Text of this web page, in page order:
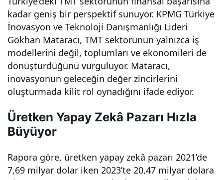
kadar geniş bir perspektif sunuyor. KPMG Türkiye
İnovasyon ve Teknoloji Danışmanlığı Lideri
Gökhan Mataracı, TMT sektörünün yalnızca iş
modellerini değil, toplumları ve ekonomileri de
dönüştürdüğünü vurguluyor. Mataracı,
inovasyonun geleceğin değer zincirlerini
oluşturmada kilit rol oynadığını ifade ediyor.
Üretken Yapay Zekâ Pazarı Hızla
Büyüyor
Rapora göre, üretken yapay zekâ pazarı 2021’de
7,69 milyar dolar iken 2023’te 20,47 milyar dolara
tekn
oloji
leriy
le
gele
yönl